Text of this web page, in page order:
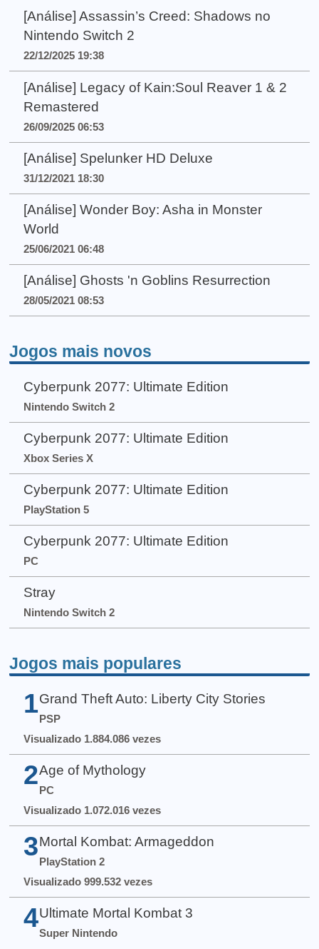
[Análise] Assassin’s Creed: Shadows no
Nintendo Switch 2
22/12/2025 19:38
[Análise] Legacy of Kain:Soul Reaver 1 & 2
Remastered
26/09/2025 06:53
[Análise] Spelunker HD Deluxe
31/12/2021 18:30
[Análise] Wonder Boy: Asha in Monster
World
25/06/2021 06:48
[Análise] Ghosts 'n Goblins Resurrection
28/05/2021 08:53
Jogos mais novos
Cyberpunk 2077: Ultimate Edition
Nintendo Switch 2
Cyberpunk 2077: Ultimate Edition
Xbox Series X
Cyberpunk 2077: Ultimate Edition
PlayStation 5
Cyberpunk 2077: Ultimate Edition
PC
Stray
Nintendo Switch 2
Jogos mais populares
1 Grand Theft Auto: Liberty City Stories
PSP
Visualizado 1.884.086 vezes
2 Age of Mythology
PC
Visualizado 1.072.016 vezes
3 Mortal Kombat: Armageddon
PlayStation 2
Visualizado 999.532 vezes
4 Ultimate Mortal Kombat 3
Super Nintendo